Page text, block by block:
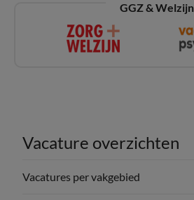
GGZ & Welzijn
Vacature overzichten
Vacatures per vakgebied